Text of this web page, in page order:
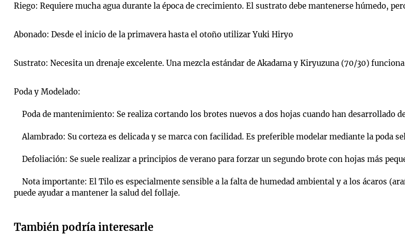
Riego: Requiere mucha agua durante la época de crecimiento. El sustrato debe mantenerse húmedo,
Abonado: Desde el inicio de la primavera hasta el otoño utilizar Yuki Hiryo
Sustrato: Necesita un drenaje excelente. Una mezcla estándar de Akadama y Kiryuzuna (70/30)
Poda y Modelado:
Poda de mantenimiento: Se realiza cortando los brotes nuevos a dos hojas cuando han desarrollado
Alambrado: Su corteza es delicada y se marca con facilidad. Es preferible modelar mediante la poda
Defoliación: Se suele realizar a principios de verano para forzar un segundo brote con hojas más
Nota importante: El Tilo es especialmente sensible a la falta de humedad ambiental y a los ácaros
puede ayudar a mantener la salud del follaje.
También podría interesarle